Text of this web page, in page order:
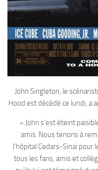
John Singleton, le
Hood est décédé ce lundi, a
« John s’est éteint
amis. Nous tenons à
l’hôpital Cedars-Sinai pour
tous les fans, amis et